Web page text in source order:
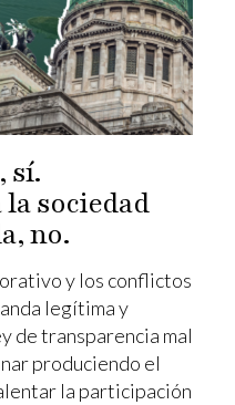
sí.
sociedad
no.
y los conflictos
legítima y
de transparencia mal
produciendo el
la participación